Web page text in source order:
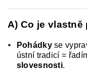
A) Co je vlastně
Pohádkyse
ústní tradicí =
slovesnosti.